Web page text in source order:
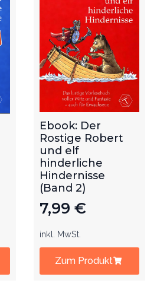
Ebook: Der
Rostige Robert
und elf
hinderliche
Hindernisse
(Band 2)
7,99 €
inkl. MwSt.
Zum Produkt